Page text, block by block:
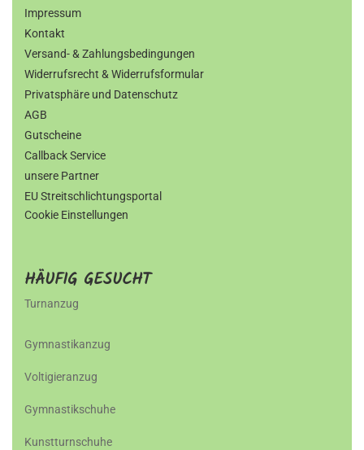
Impressum
Kontakt
Versand- & Zahlungsbedingungen
Widerrufsrecht & Widerrufsformular
Privatsphäre und Datenschutz
AGB
Gutscheine
Callback Service
unsere Partner
EU Streitschlichtungsportal
Cookie Einstellungen
HÄUFIG GESUCHT
Turnanzug
Gymnastikanzug
Voltigieranzug
Gymnastikschuhe
Kunstturnschuhe